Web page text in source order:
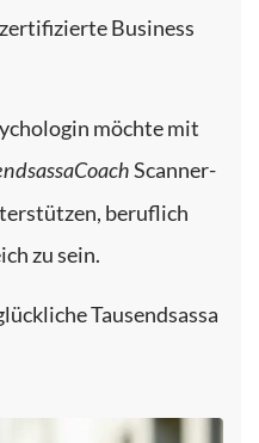
Business
möchte mit
Scanner-
beruflich
zu sein.
Tausendsassa